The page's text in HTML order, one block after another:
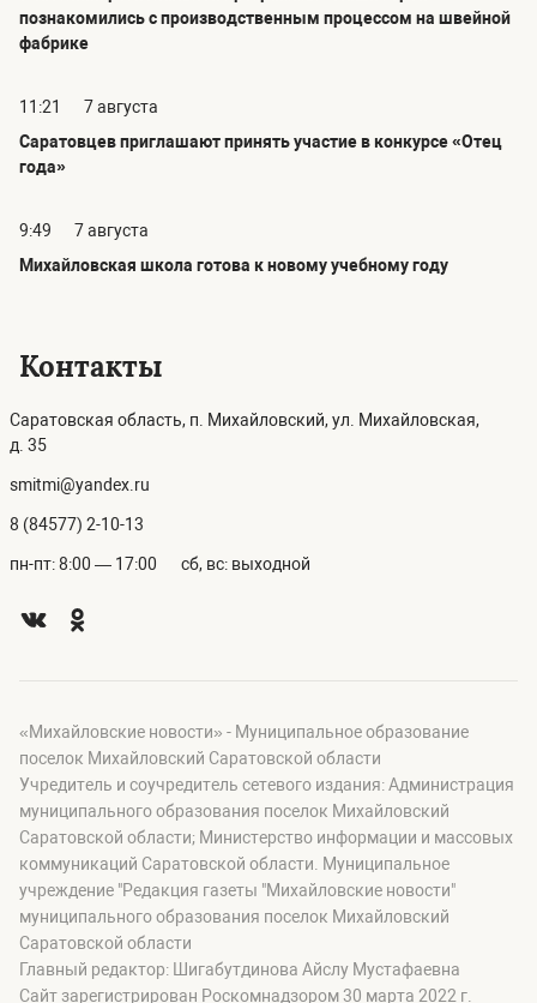
познакомились с производственным процессом на швейной
фабрике
11:21
7 августа
Саратовцев приглашают принять участие в конкурсе «Отец
года»
9:49
7 августа
Михайловская школа готова к новому учебному году
Контакты
Саратовская область, п. Михайловский, ул. Михайловская,
д. 35
smitmi@yandex.ru
8 (84577) 2-10-13
пн-пт: 8:00 — 17:00 сб, вс: выходной
«Михайловские новости» - Муниципальное образование
поселок Михайловский Саратовской области
Учредитель и соучредитель сетевого издания: Администрация
муниципального образования поселок Михайловский
Саратовской области; Министерство информации и массовых
коммуникаций Саратовской области. Муниципальное
учреждение "Редакция газеты "Михайловские новости"
муниципального образования поселок Михайловский
Саратовской области
Главный редактор: Шигабутдинова Айслу Мустафаевна
Сайт зарегистрирован Роскомнадзором 30 марта 2022 г.